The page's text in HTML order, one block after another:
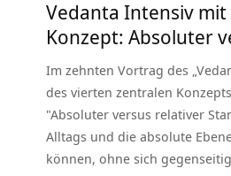
Vedanta Intensiv mit
Konzept: Absoluter
Im zehnten Vortrag des
des vierten zentralen
"Absoluter versus relativer
Alltags und die absolute
können, ohne sich